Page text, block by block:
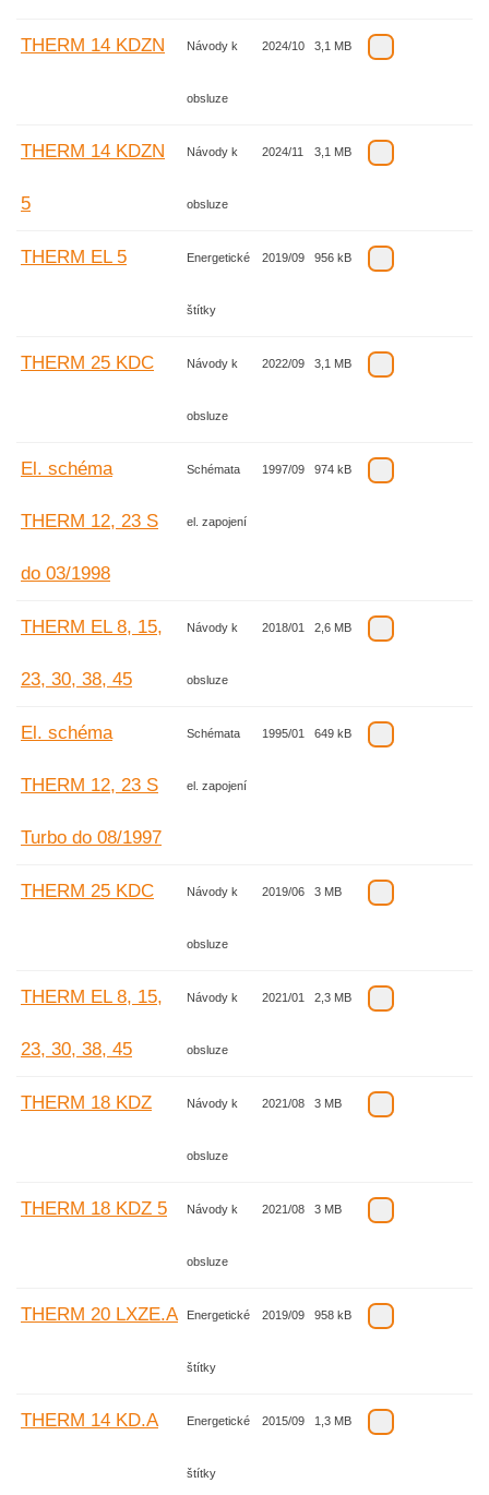
THERM 14 KDZN Návody k
obsluze
2024/10 3,1 MB
THERM 14 KDZN
5
Návody k
obsluze
2024/11 3,1 MB
THERM EL 5 Energetické
štítky
2019/09 956 kB
THERM 25 KDC Návody k
obsluze
2022/09 3,1 MB
El. schéma
THERM 12, 23 S
do 03/1998
Schémata
el. zapojení
1997/09 974 kB
THERM EL 8, 15,
23, 30, 38, 45
Návody k
obsluze
2018/01 2,6 MB
El. schéma
THERM 12, 23 S
Turbo do 08/1997
Schémata
el. zapojení
1995/01 649 kB
THERM 25 KDC Návody k
obsluze
2019/06 3 MB
THERM EL 8, 15,
23, 30, 38, 45
Návody k
obsluze
2021/01 2,3 MB
THERM 18 KDZ Návody k
obsluze
2021/08 3 MB
THERM 18 KDZ 5 Návody k
obsluze
2021/08 3 MB
THERM 20 LXZE.A Energetické
štítky
2019/09 958 kB
THERM 14 KD.A Energetické
štítky
2015/09 1,3 MB